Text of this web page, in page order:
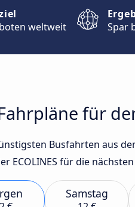
weltweit
Spar
für
Busfahrten aus
ECOLINES für die nächsten
Samstag